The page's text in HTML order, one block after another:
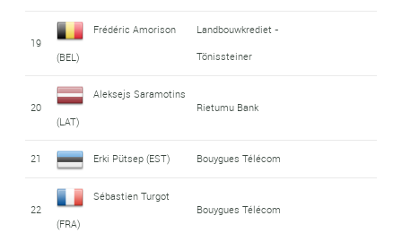
19
Frédéric Amorison
(BEL)
Landbouwkrediet -
Tönissteiner
20
Aleksejs Saramotins
(LAT)
Rietumu Bank
21 Erki Pütsep (EST) Bouygues Télécom
22
Sébastien Turgot
(FRA)
Bouygues Télécom